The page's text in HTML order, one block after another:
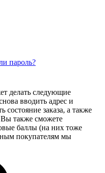
пароль?
делать следующие
вводить адрес и
заказа, а также
Вы также сможете
баллы (на них тоже
покупателям мы